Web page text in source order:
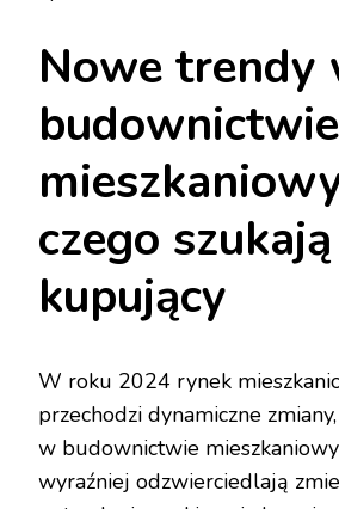
Nowe trendy
budownictwie
czego szukają
kupujący
W roku 2024 rynek
przechodzi dynamiczne
w budownictwie
wyraźniej odzwierciedlają